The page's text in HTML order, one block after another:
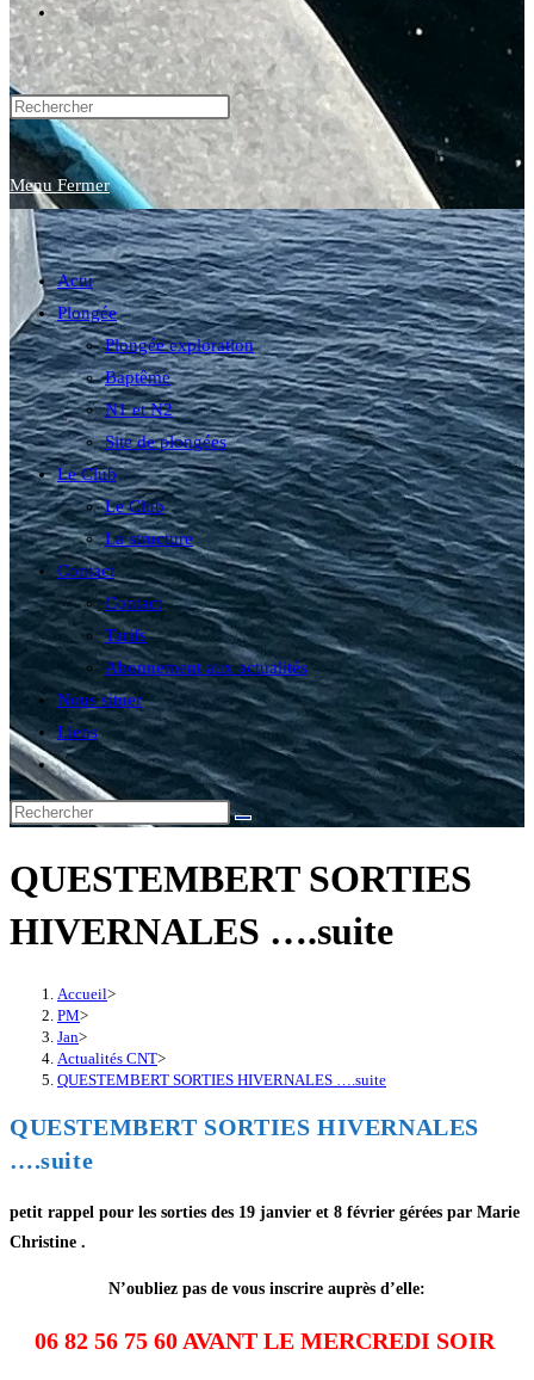
Toggle
website
search
Menu Fermer
Actu
Plongée
Plongée exploration
Baptême
N1 et N2
Site de plongées
Le Club
Le Club
La structure
Contact
Contact
Tarifs
Abonnement aux actualités
Nous situer
Liens
Toggle
website
search
QUESTEMBERT SORTIES
HIVERNALES ….suite
Accueil>
PM>
Jan>
Actualités CNT>
QUESTEMBERT SORTIES HIVERNALES ….suite
QUESTEMBERT SORTIES HIVERNALES
….suite
petit rappel pour les sorties des 19 janvier et 8 février gérées par Marie
Christine .
N’oubliez pas de vous inscrire auprès d’elle:
06 82 56 75 60 AVANT LE MERCREDI SOIR